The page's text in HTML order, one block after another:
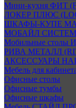
Мини-кухня ФИТ
ЛОКЕР ПЛЮС
ШКАФЫ-КУПЕ
МОБАЙЛ СИСТЕМ
Мобильные столы
РИВА МЕТАЛЛ
АКСЕССУАРЫ
Мебель для
Офисные столы
Офисные тумбы
Офисные шкафы